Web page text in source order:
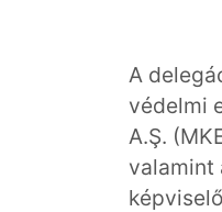
A
védelmi
A.Ş.
valamint